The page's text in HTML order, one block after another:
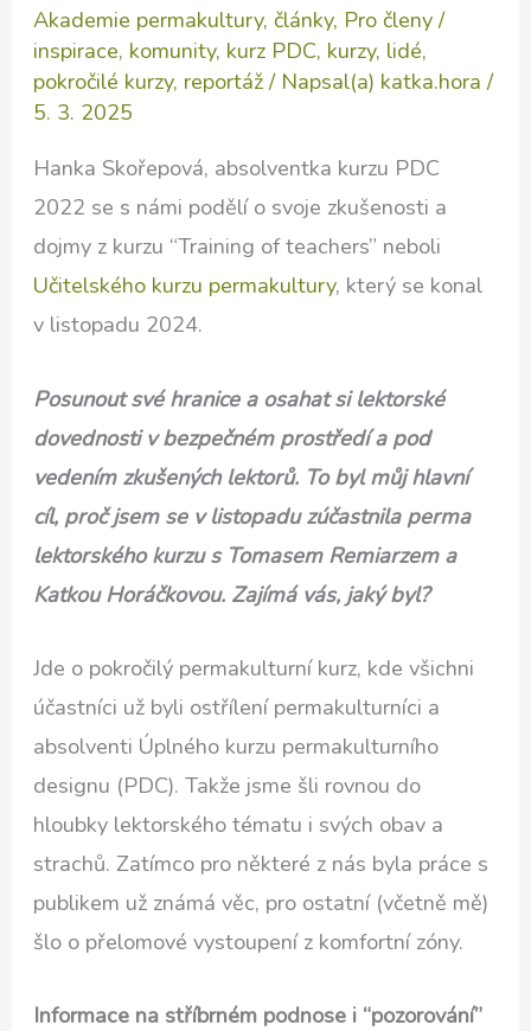
Akademie permakultury,články, Pro členy/
inspirace, komunity, kurz PDC, kurzy, lidé,
pokročilé kurzy, reportáž/ Napsal(a) katka.hora/
5. 3. 2025
Hanka Skořepová, absolventka kurzu PDC
2022 se s námi podělí o svoje zkušenosti a
dojmy z kurzu “Training of teachers” neboli
Učitelského kurzu permakultury, který se konal
v listopadu 2024.
Posunout své hranice a osahat si lektorské
dovednosti v bezpečném prostředí a pod
vedením zkušených lektorů. To byl můj hlavní
cíl, proč jsem se v listopadu zúčastnila perma
lektorského kurzu s Tomasem Remiarzem a
Katkou Horáčkovou. Zajímá vás, jaký byl?
Jde o pokročilý permakulturní kurz, kde všichni
účastníci už byli ostřílení permakulturníci a
absolventi Úplného kurzu permakulturního
designu (PDC). Takže jsme šli rovnou do
hloubky lektorského tématu i svých obav a
strachů. Zatímco pro některé z nás byla práce s
publikem už známá věc, pro ostatní (včetně mě)
šlo o přelomové vystoupení z komfortní zóny.
Informace na stříbrném podnose i “pozorování”